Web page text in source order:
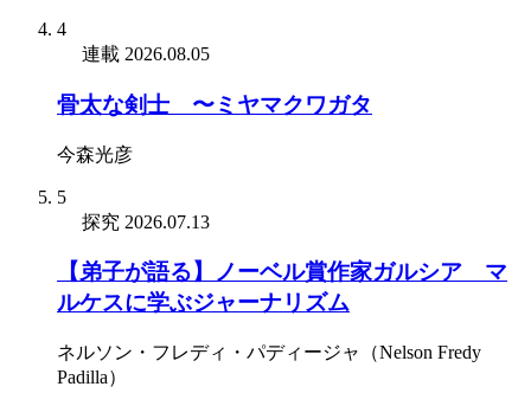
4
連載 2026.08.05
骨太な剣士 〜ミヤマクワガタ
今森光彦
5
探究 2026.07.13
【弟子が語る】ノーベル賞作家ガルシア゠マ
ルケスに学ぶジャーナリズム
ネルソン・フレディ・パディージャ（Nelson Fredy
Padilla）